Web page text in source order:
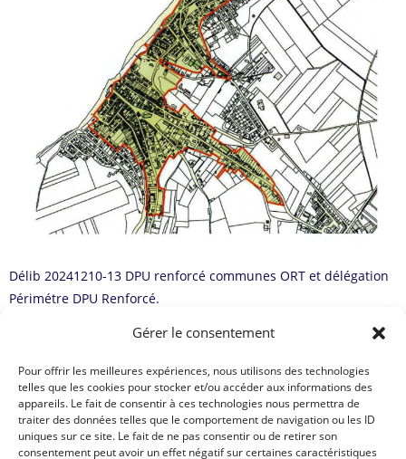
Gérer le consentement
Pour offrir les meilleures expériences, nous utilisons des technologies
telles que les cookies pour stocker et/ou accéder aux informations des
appareils. Le fait de consentir à ces technologies nous permettra de
traiter des données telles que le comportement de navigation ou les ID
uniques sur ce site. Le fait de ne pas consentir ou de retirer son
consentement peut avoir un effet négatif sur certaines caractéristiques
Délib 20241210-13 DPU renforcé communes ORT et délégation
Périmétre DPU Renforcé.
Vous trouverez sur les liens suivants le document et le plan en
PDF.